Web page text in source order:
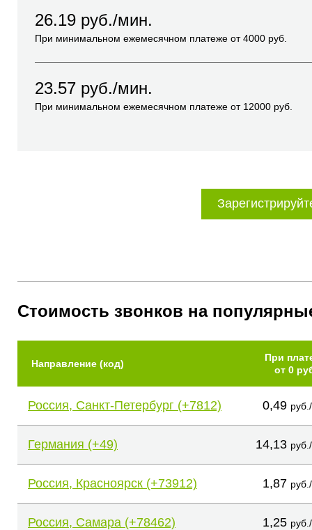
26.19 руб./мин.
При минимальном ежемесячном платеже от4000 руб.
23.57 руб./мин.
При минимальном ежемесячном платеже от 12000 руб.
Стоимость звонков на
Направление (код)
При
от 0
Россия, Санкт-Петербург (+7812) 0,49
Германия (+49) 14,13
Россия, Красноярск (+73912) 1,87
Россия, Самара (+78462) 1,25